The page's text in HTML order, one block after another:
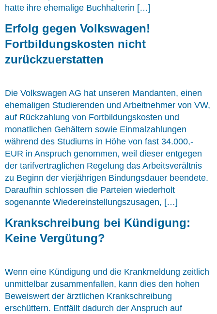
hatte ihre ehemalige Buchhalterin […]
Erfolg gegen Volkswagen!
Fortbildungskosten nicht
zurückzuerstatten
Die Volkswagen AG hat unseren Mandanten, einen
ehemaligen Studierenden und Arbeitnehmer von VW,
auf Rückzahlung von Fortbildungskosten und
monatlichen Gehältern sowie Einmalzahlungen
während des Studiums in Höhe von fast 34.000,-
EUR in Anspruch genommen, weil dieser entgegen
der tarifvertraglichen Regelung das Arbeitsverältnis
zu Beginn der vierjährigen Bindungsdauer beendete.
Daraufhin schlossen die Parteien wiederholt
sogenannte Wiedereinstellungszusagen, […]
Krankschreibung bei Kündigung:
Keine Vergütung?
Wenn eine Kündigung und die Krankmeldung zeitlich
unmittelbar zusammenfallen, kann dies den hohen
Beweiswert der ärztlichen Krankschreibung
erschüttern. Entfällt dadurch der Anspruch auf